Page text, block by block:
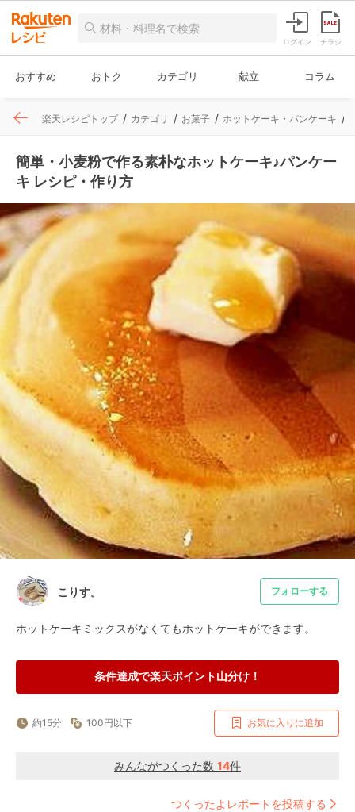
ログイン チラシ
おすすめ おトク カテゴリ 献立 コラム
楽天レシピトップ カテゴリ お菓子 ホットケーキ・パンケーキ
簡単・小麦粉で作る素朴なホットケーキ♪パンケー
キ レシピ・作り方
こりす。 フォローする
ホットケーキミックスがなくてもホットケーキができます。
条件達成で楽天ポイント山分け！
約15分 100円以下 お気に入りに追加
みんながつくった数 14件
つくったよレポートを投稿する